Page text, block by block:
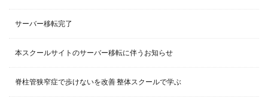
サーバー移転完了
本スクールサイトのサーバー移転に伴うお知らせ
脊柱管狭窄症で歩けないを改善 整体スクールで学ぶ